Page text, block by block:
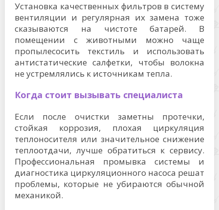
Установка качественных фильтров в систему
вентиляции и регулярная их замена тоже
сказываются на чистоте батарей. В
помещении с животными можно чаще
пропылесосить текстиль и использовать
антистатические салфетки, чтобы волокна
не устремлялись к источникам тепла.
Когда стоит вызывать специалиста
Если после очистки заметны протечки,
стойкая коррозия, плохая циркуляция
теплоносителя или значительное снижение
теплоотдачи, лучше обратиться к сервису.
Профессиональная промывка системы и
диагностика циркуляционного насоса решат
проблемы, которые не убираются обычной
механикой.